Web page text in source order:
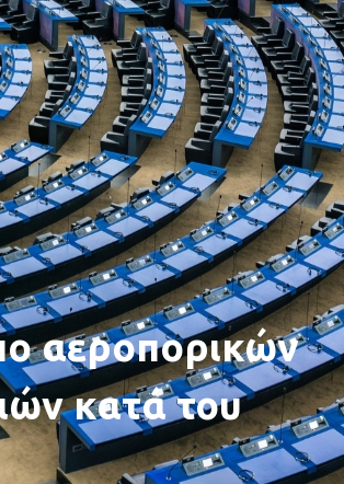
αεροπορικών
κατά του